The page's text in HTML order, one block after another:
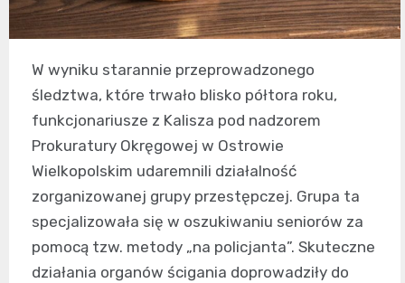
W wyniku starannie przeprowadzonego
śledztwa, które trwało blisko półtora roku,
funkcjonariusze z Kalisza pod nadzorem
Prokuratury Okręgowej w Ostrowie
Wielkopolskim udaremnili działalność
zorganizowanej grupy przestępczej. Grupa ta
specjalizowała się w oszukiwaniu seniorów za
pomocą tzw. metody „na policjanta”. Skuteczne
działania organów ścigania doprowadziły do